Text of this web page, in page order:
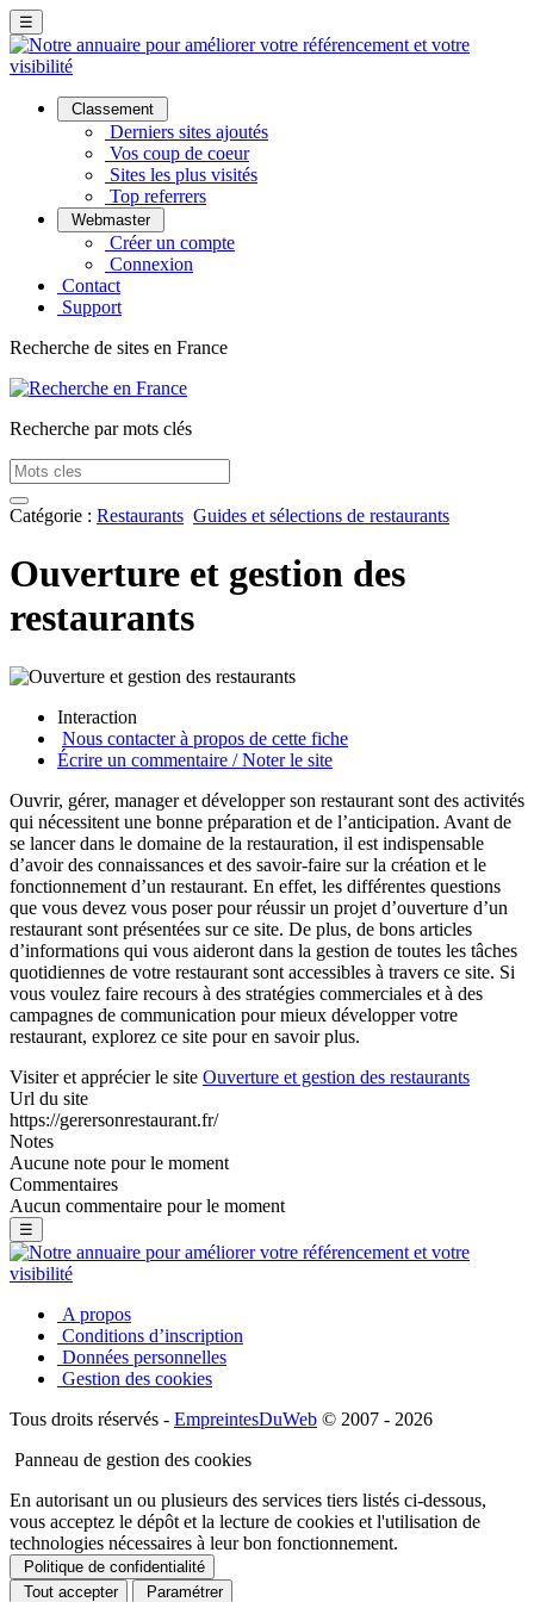
☰
Classement
Derniers sites ajoutés
Vos coup de coeur
Sites les plus visités
Top referrers
Webmaster
Créer un compte
Connexion
Contact
Support
Recherche de sites en France
Recherche par mots clés
Catégorie : Restaurants Guides et sélections de restaurants
Ouverture et gestion des
restaurants
Interaction
Nous contacter à propos de cette fiche
Écrire un commentaire / Noter le site
Ouvrir, gérer, manager et développer son restaurant sont des activités
qui nécessitent une bonne préparation et de l’anticipation. Avant de
se lancer dans le domaine de la restauration, il est indispensable
d’avoir des connaissances et des savoir-faire sur la création et le
fonctionnement d’un restaurant. En effet, les différentes questions
que vous devez vous poser pour réussir un projet d’ouverture d’un
restaurant sont présentées sur ce site. De plus, de bons articles
d’informations qui vous aideront dans la gestion de toutes les tâches
quotidiennes de votre restaurant sont accessibles à travers ce site. Si
vous voulez faire recours à des stratégies commerciales et à des
campagnes de communication pour mieux développer votre
restaurant, explorez ce site pour en savoir plus.
Visiter et apprécier le site Ouverture et gestion des restaurants
Url du site
https://gerersonrestaurant.fr/
Notes
Aucune note pour le moment
Commentaires
Aucun commentaire pour le moment
☰
A propos
Conditions d’inscription
Données personnelles
Gestion des cookies
Tous droits réservés - EmpreintesDuWeb © 2007 - 2026
Panneau de gestion des cookies
En autorisant un ou plusieurs des services tiers listés ci-dessous,
vous acceptez le dépôt et la lecture de cookies et l'utilisation de
technologies nécessaires à leur bon fonctionnement.
Politique de confidentialité
Tout accepter
Paramétrer